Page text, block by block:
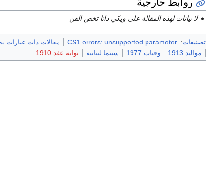
لا بيانات لهذه المقالة على ويكي داتا تخص الفن
تصنيفات:
CS1 errors: unsupported parameter مقالات ذات عبارات
مواليد 1913
وفيات 1977 سينما لبنانية بوابة عقد 1910